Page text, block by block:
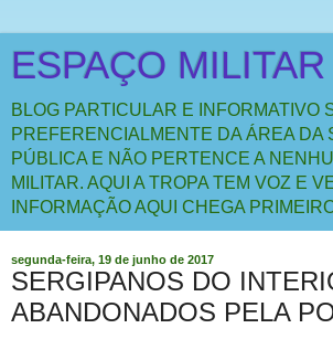
ESPAÇO MILITAR
BLOG PARTICULAR E INFORMATIVO
PREFERENCIALMENTE DA ÁREA DA
PÚBLICA E NÃO PERTENCE A
MILITAR. AQUI A TROPA TEM VOZ E
INFORMAÇÃO AQUI CHEGA
segunda-feira, 19 de junho de 2017
SERGIPANOS DO
ABANDONADOS PELA